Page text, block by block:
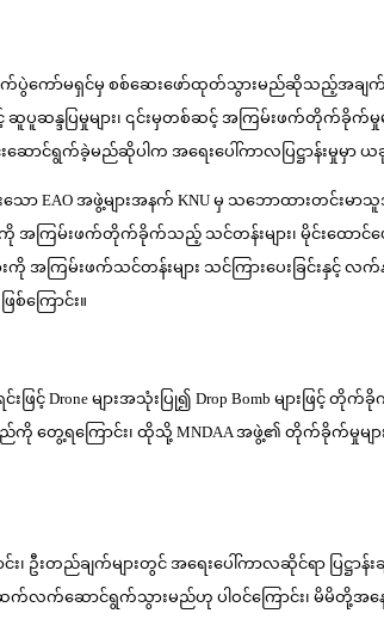
ကော်မရှင်မှ စစ်ဆေးဖော်ထုတ်သွားမည်ဆိုသည့်အချက်ပ
ဆန္ဒပြမှုများ၊ ၎င်းမှတစ်ဆင့် အကြမ်းဖက်တိုက်ခိုက်မှု
ောင်ရွက်ခဲ့မည်ဆိုပါက အရေးပေါ်ကာလပြဋ္ဌာန်းမှုမှာ
အဖွဲ့များအနက် KNU မှ သဘောထားတင်းမာသူ
ကြမ်းဖက်တိုက်ခိုက်သည့် သင်တန်းများ၊ မိုင်းထောင်ဖေ
ြမ်းဖက်သင်တန်းများ သင်ကြားပေးခြင်းနှင့် လက်
ကြောင်း။
များအသုံးပြု၍ Drop Bomb များဖြင့် တိုက်ခိုက်
ြစ်သည်ကို တွေ့ရကြောင်း၊ ထိုသို့ MNDAA အဖွဲ့၏ တိုက်
းတည်ချက်များတွင် အရေးပေါ်ကာလဆိုင်ရာ ပြဋ္ဌာန်
ောင်ရွက်သွားမည်ဟု ပါဝင်ကြောင်း၊ မိမိတို့အနေဖ